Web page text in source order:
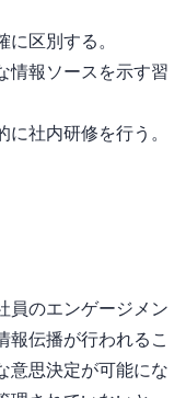
区別する。
情報ソースを示す習
社内研修を行う。
定や社員のエンゲージメン
報伝播が行われるこ
意思決定が可能にな